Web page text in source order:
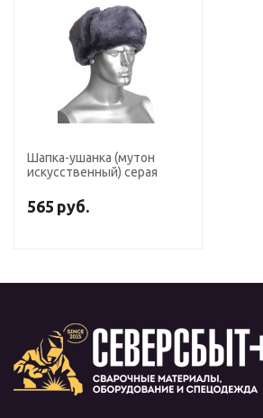
Шапка-ушанка (мутон
искусственный) серая
565 руб.